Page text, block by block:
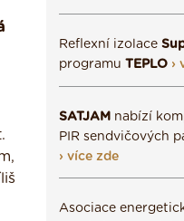
Reflexní izolace
programu TEPLO ›
SATJAM nabízí
PIR sendvičových
› více zde
Asociace